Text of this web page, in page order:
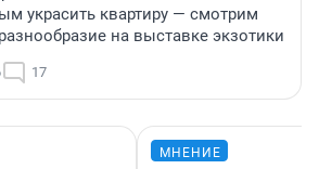
украсить квартиру — смотрим
на выставке экзотики
17
МНЕНИЕ